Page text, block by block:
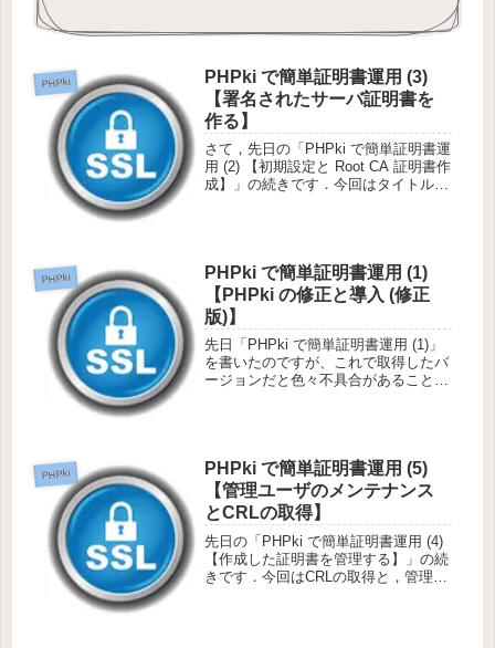
PHPki
PHPki で簡単証明書運用 (3)
【署名されたサーバ証明書を
作る】
さて，先日の「PHPki で簡単証明書運
用 (2) 【初期設定と Root CA 証明書作
成】」の続きです．今回はタイトルの
PHPki
PHPki で簡単証明書運用 (1)
【PHPki の修正と導入 (修正
版)】
先日「PHPki で簡単証明書運用 (1)」
を書いたのですが、これで取得したバ
ージョンだと色々不具合があることが
PHPki
PHPki で簡単証明書運用 (5)
【管理ユーザのメンテナンス
とCRLの取得】
先日の「PHPki で簡単証明書運用 (4)
【作成した証明書を管理する】」の続
きです．今回はCRLの取得と，管理ユ